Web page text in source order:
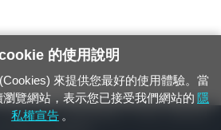
市話、手機，僅限發現軌道、平交道、橋樑及隧
的使用說明
來提供您最好的使用體驗。當
覽網站，表示您已接受我們網站的 隱
私權宣告 。